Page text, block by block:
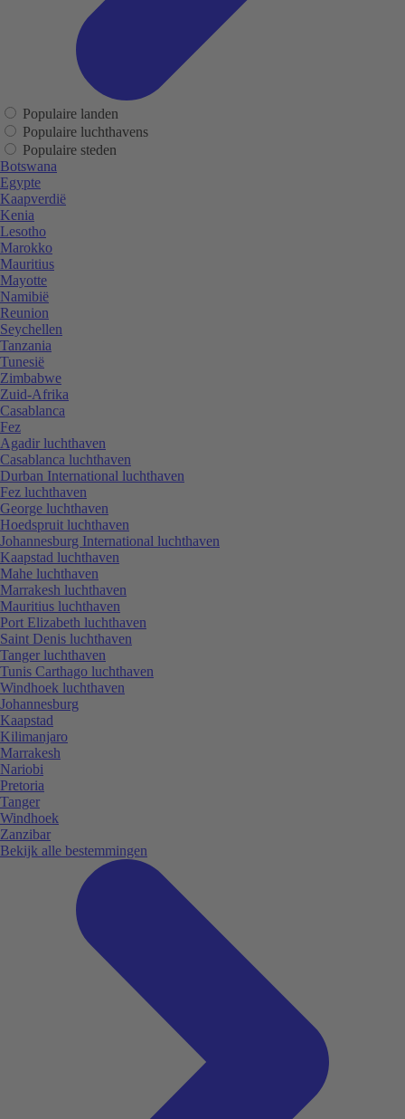
Populaire landen
Populaire luchthavens
Populaire steden
Botswana
Egypte
Kaapverdië
Kenia
Lesotho
Marokko
Mauritius
Mayotte
Namibië
Reunion
Seychellen
Tanzania
Tunesië
Zimbabwe
Zuid-Afrika
Casablanca
Fez
Agadir luchthaven
Casablanca luchthaven
Durban International luchthaven
Fez luchthaven
George luchthaven
Hoedspruit luchthaven
Johannesburg International luchthaven
Kaapstad luchthaven
Mahe luchthaven
Marrakesh luchthaven
Mauritius luchthaven
Port Elizabeth luchthaven
Saint Denis luchthaven
Tanger luchthaven
Tunis Carthago luchthaven
Windhoek luchthaven
Johannesburg
Kaapstad
Kilimanjaro
Marrakesh
Nariobi
Pretoria
Tanger
Windhoek
Zanzibar
Bekijk alle bestemmingen